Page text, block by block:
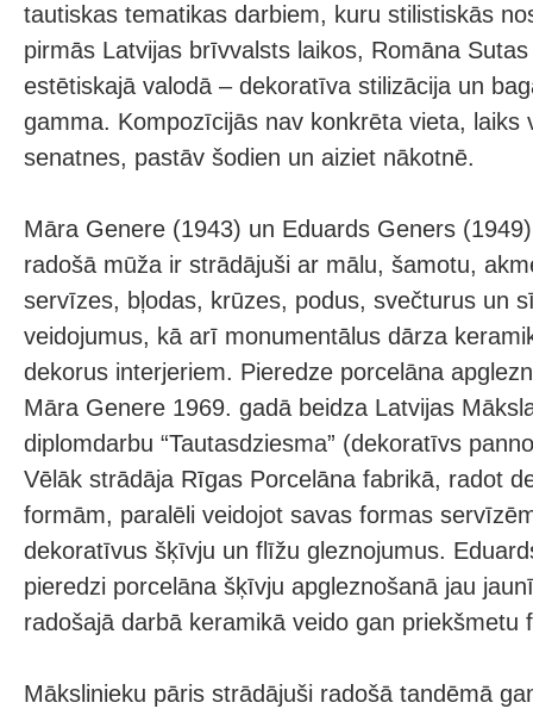
tautiskas tematikas darbiem, kuru stilistiskās
pirmās Latvijas brīvvalsts laikos, Romāna
estētiskajā valodā – dekoratīva stilizācija un
gamma. Kompozīcijās nav konkrēta vieta, laiks
senatnes, pastāv šodien un aiziet nākotnē.
Māra Genere (1943) un Eduards Geners
radošā mūža ir strādājuši ar mālu, šamotu,
servīzes, bļodas, krūzes, podus, svečturus un
veidojumus, kā arī monumentālus dārza
dekorus interjeriem. Pieredze porcelāna
Māra Genere 1969. gadā beidza Latvijas
diplomdarbu “Tautasdziesma” (dekoratīvs
Vēlāk strādāja Rīgas Porcelāna fabrikā, radot
formām, paralēli veidojot savas formas
dekoratīvus šķīvju un flīžu gleznojumus.
pieredzi porcelāna šķīvju apgleznošanā jau
radošajā darbā keramikā veido gan priekšmetu
Mākslinieku pāris strādājuši radošā tandēmā